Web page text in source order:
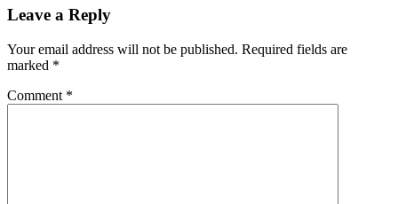
Leave a Reply
Your email address will not be published. Required fields are
marked *
Comment *